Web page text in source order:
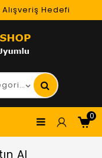
Alışveriş Hedefi
0
Al